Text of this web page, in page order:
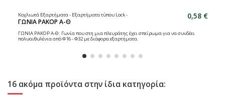
Κοχλιωτά Εξαρτήματα - Εξαρτήματα τύπου Lock -
ΓΩΝΙΑ ΡΑΚΟΡ Α-Θ
0,58 €
ΓΩΝΙΑ ΡΑΚΟΡ Α-Θ: Γωνία που στη μια πλευράτης έχει σπείρωμα για να συνδέει
πολυαιθυλένια από Φ16 - Φ32 με διάφορα εξαρτήματα.
16 ακόμα προϊόντα στην ίδια κατηγορία: